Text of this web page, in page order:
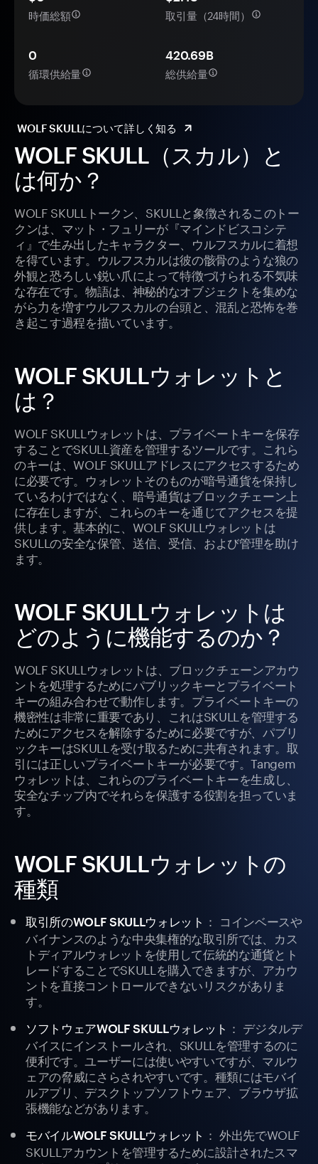
WOLF SKULL（スカル）と
は何か？
WOLF SKULLトークン、SKULLと象徴されるこのトー
クンは、マット・フュリーが『マインドビスコシテ
ィ』で生み出したキャラクター、ウルフスカルに着想
を得ています。ウルフスカルは彼の骸骨のような狼の
外観と恐ろしい鋭い爪によって特徴づけられる不気味
な存在です。物語は、神秘的なオブジェクトを集めな
がら力を増すウルフスカルの台頭と、混乱と恐怖を巻
き起こす過程を描いています。
WOLF SKULLウォレットと
は？
WOLF SKULLウォレットは、プライベートキーを保存
することでSKULL資産を管理するツールです。これら
のキーは、WOLF SKULLアドレスにアクセスするため
に必要です。ウォレットそのものが暗号通貨を保持し
ているわけではなく、暗号通貨はブロックチェーン上
に存在しますが、これらのキーを通じてアクセスを提
供します。基本的に、WOLF SKULLウォレットは
SKULLの安全な保管、送信、受信、および管理を助け
ます。
WOLF SKULLウォレットは
どのように機能するのか？
WOLF SKULLウォレットは、ブロックチェーンアカウ
ントを処理するためにパブリックキーとプライベート
キーの組み合わせで動作します。プライベートキーの
機密性は非常に重要であり、これはSKULLを管理する
ためにアクセスを解除するために必要ですが、パブリ
ックキーはSKULLを受け取るために共有されます。取
引には正しいプライベートキーが必要です。Tangem
ウォレットは、これらのプライベートキーを生成し、
安全なチップ内でそれらを保護する役割を担っていま
す。
WOLF SKULLウォレットの
種類
取引所のWOLF SKULLウォレット ： コインベースや
バイナンスのような中央集権的な取引所では、カス
トディアルウォレットを使用して伝統的な通貨とト
レードすることでSKULLを購入できますが、アカウ
ントを直接コントロールできないリスクがありま
す。
ソフトウェアWOLF SKULLウォレット ： デジタルデ
バイスにインストールされ、SKULLを管理するのに
便利です。ユーザーには使いやすいですが、マルウ
ェアの脅威にさらされやすいです。種類にはモバイ
ルアプリ、デスクトップソフトウェア、ブラウザ拡
張機能などがあります。
モバイルWOLF SKULLウォレット ： 外出先でWOLF
SKULLアカウントを管理するために設計されたスマ
時価総額 取引量（24時間）
0
循環供給量
420.69B
総供給量
WOLF SKULLについて詳しく知る